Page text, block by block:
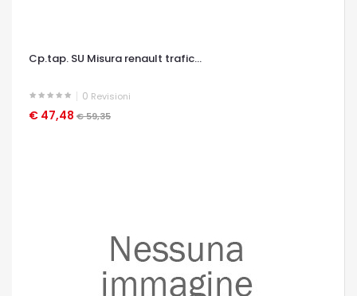
Cp.tap. SU Misura renault trafic...
0 Revisioni
€ 47,48 € 59,35
OCCHIATA VELOCE